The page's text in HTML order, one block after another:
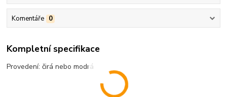
Komentáře 0
Kompletní specifikace
Provedení: čirá nebo modrá